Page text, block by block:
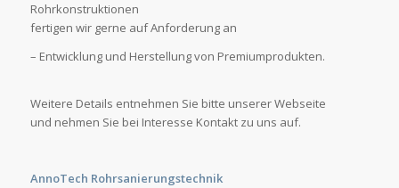
Rohrkonstruktionen
fertigen wir gerne auf Anforderung an
– Entwicklung und Herstellung von Premiumprodukten.
Weitere Details entnehmen Sie bitte unserer Webseite
und nehmen Sie bei Interesse Kontakt zu uns auf.
AnnoTech Rohrsanierungstechnik